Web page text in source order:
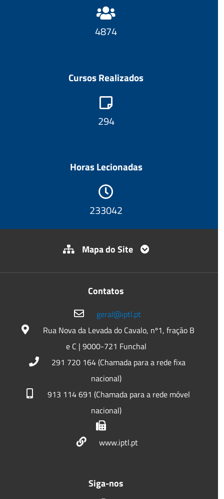
5114
Cursos Realizados
308
Horas Lecionadas
244559
Mapa do Site
Contatos
geral@iptl.pt
Rua Nova da Levada do Cavalo, nº1, fração B
e C | 9000-721 Funchal
291 720 164 (Chamada para a rede fixa
nacional)
913 114 691 (Chamada para a rede móvel
nacional)
www.iptl.pt
Siga-nos